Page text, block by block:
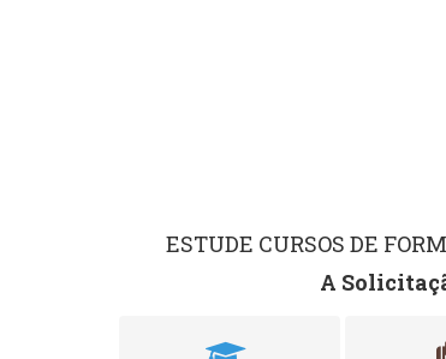
ESTUDE CURSOS DE
A